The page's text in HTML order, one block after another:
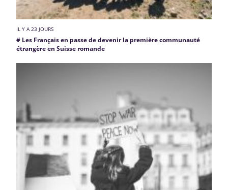
IL Y A 23 JOURS
# Les Français en passe de devenir la première communauté
étrangère en Suisse romande